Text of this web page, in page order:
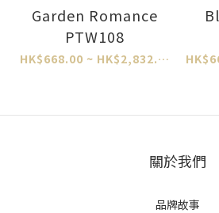
Garden Romance
PTW108
HK$668.00 ~ HK$2,832.00
關於我們
品牌故事